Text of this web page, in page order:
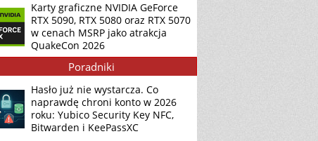
Karty graficzne NVIDIA GeForce
RTX 5090, RTX 5080 oraz RTX 5070
w cenach MSRP jako atrakcja
QuakeCon 2026
Poradniki
Hasło już nie wystarcza. Co
naprawdę chroni konto w 2026
roku: Yubico Security Key NFC,
Bitwarden i KeePassXC